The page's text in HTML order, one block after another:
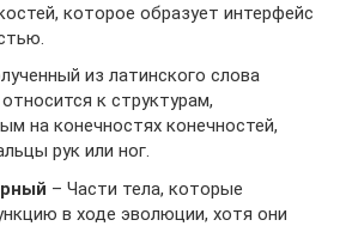
которое образует интерфейс
из латинского слова
к структурам,
на конечностях конечностей,
рук или ног.
– Части тела, которые
в ходе эволюции, хотя они